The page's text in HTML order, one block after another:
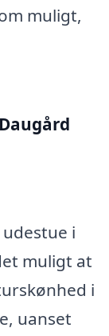
muligt,
i
muligt at
i
uanset